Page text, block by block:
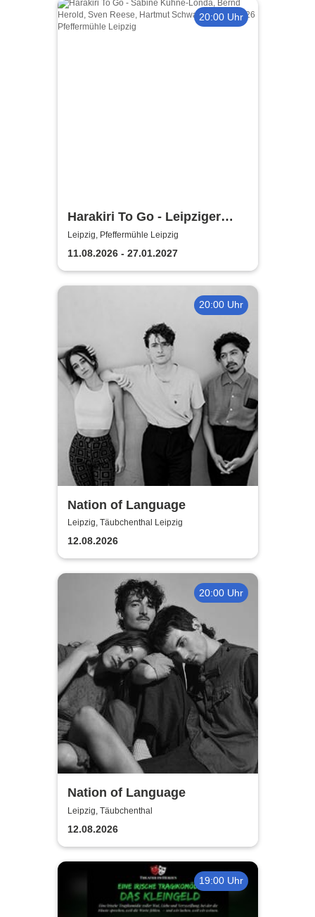
20:00 Uhr
Harakiri To Go - Leipziger
Pfeffermühle
Leipzig, Pfeffermühle Leipzig
11.08.2026 - 27.01.2027
20:00 Uhr
Nation of Language
Leipzig, Täubchenthal Leipzig
12.08.2026
20:00 Uhr
Nation of Language
Leipzig, Täubchenthal
12.08.2026
19:00 Uhr